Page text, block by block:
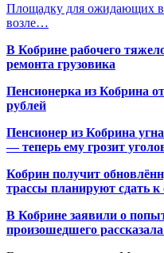
Площадку для ожидающих
возле…
В Кобрине рабочего
ремонта грузовика
Пенсионерка из Кобрина
рублей
Пенсионер из Кобрина
— теперь ему грозит
Кобрин получит
трассы планируют сдать к
В Кобрине заявили о
произошедшего